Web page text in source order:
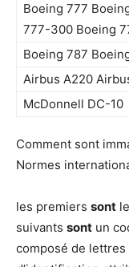
Boeing 777
777-300 Boeing
Boeing 787
Airbus A220
McDonnell DC-10
Comment sont
Normes
les premiers sont
suivants sont un
composé de